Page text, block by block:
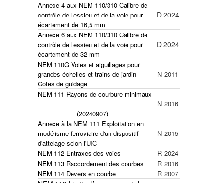
Annexe 4 aux NEM 110/310 Calibre de
contrôle de l'essieu et de la voie pour
écartement de 16,5 mm
D 2024
Annexe 6 aux NEM 110/310 Calibre de
contrôle de l'essieu et de la voie pour
écartement de 32 mm
D 2024
NEM 110G Voies et aiguillages pour
grandes échelles et trains de jardin -
Cotes de guidage
N 2011
NEM 111 Rayons de courbure minimaux
(20240907)
N 2016
Annexe à la NEM 111 Exploitation en
modélisme ferroviaire d'un dispositif
d'attelage selon l'UIC
N 2015
NEM 112 Entraxes des voies R 2024
NEM 113 Raccordement des courbes
R 2016
NEM 114 Dévers en courbe
R 2007